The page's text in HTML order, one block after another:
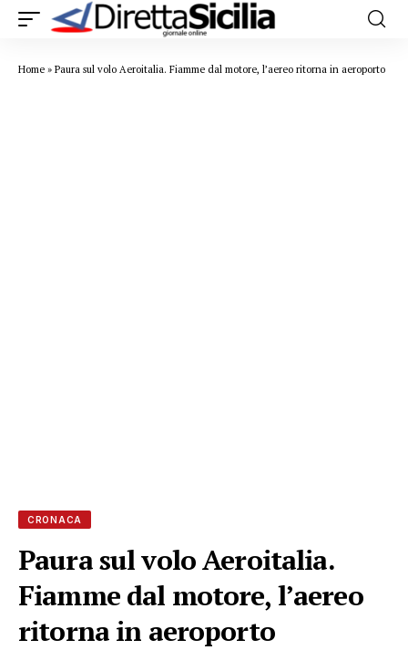
Home » Paura sul volo Aeroitalia. Fiamme dal motore, l’aereo ritorna in aeroporto
CRONACA
Paura sul volo Aeroitalia.
Fiamme dal motore, l’aereo
ritorna in aeroporto